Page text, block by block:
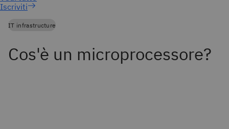
Iscriviti
IT infrastructure
Cos'è un microprocessore?